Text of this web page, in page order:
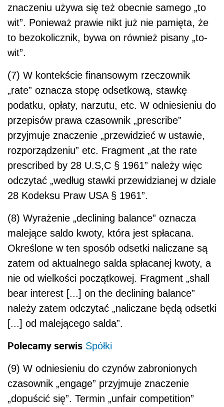
znaczeniu używa się też obecnie samego „to
wit”. Ponieważ prawie nikt już nie pamięta, że
to bezokolicznik, bywa on również pisany „to-
wit”.
(7) W kontekście finansowym rzeczownik
„rate” oznacza stopę odsetkową, stawkę
podatku, opłaty, narzutu, etc. W odniesieniu do
przepisów prawa czasownik „prescribe”
przyjmuje znaczenie „przewidzieć w ustawie,
rozporządzeniu” etc. Fragment „at the rate
prescribed by 28 U.S,C § 1961” należy więc
odczytać „według stawki przewidzianej w dziale
28 Kodeksu Praw USA § 1961”.
(8) Wyrażenie „declining balance” oznacza
malejące saldo kwoty, która jest spłacana.
Określone w ten sposób odsetki naliczane są
zatem od aktualnego salda spłacanej kwoty, a
nie od wielkości początkowej. Fragment „shall
bear interest [...] on the declining balance”
należy zatem odczytać „naliczane będą odsetki
[...] od malejącego salda”.
Polecamy serwis Spółki
(9) W odniesieniu do czynów zabronionych
czasownik „engage” przyjmuje znaczenie
„dopuścić się”. Termin „unfair competition”